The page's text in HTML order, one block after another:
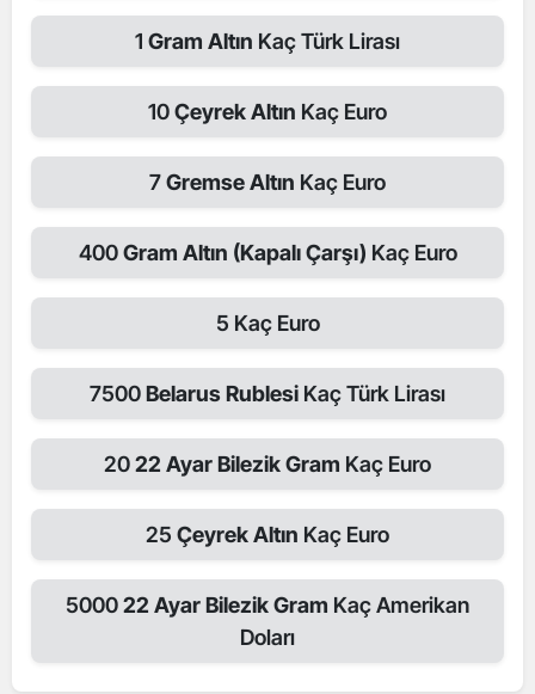
1 Gram Altın Kaç Türk Lirası
10Çeyrek Altın Kaç Euro
7Gremse Altın Kaç Euro
400Gram Altın (Kapalı Çarşı) Kaç Euro
5 Kaç Euro
7500Belarus Rublesi Kaç Türk Lirası
2022 Ayar Bilezik Gram Kaç Euro
25 Çeyrek Altın Kaç Euro
500022 Ayar Bilezik Gram Kaç Amerikan
Doları